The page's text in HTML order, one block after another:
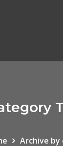
Archive by